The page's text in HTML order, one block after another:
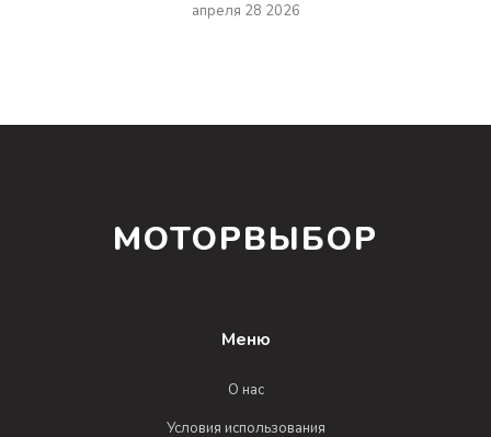
апреля 28 2026
МОТОРВЫБОР
Меню
О нас
Условия использования